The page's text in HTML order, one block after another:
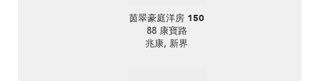
茵翠豪庭洋房 150
88 康寶路
兆康, 新界